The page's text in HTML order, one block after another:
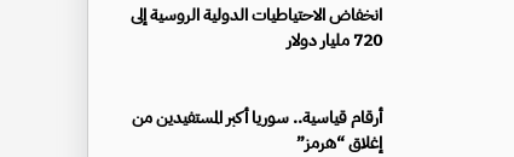
انخفاض الاحتياطيات الدولية الروسية إلى
720 مليار دولار
أرقام قياسية.. سوريا أكبر المستفيدين من
إغلاق “هرمز”